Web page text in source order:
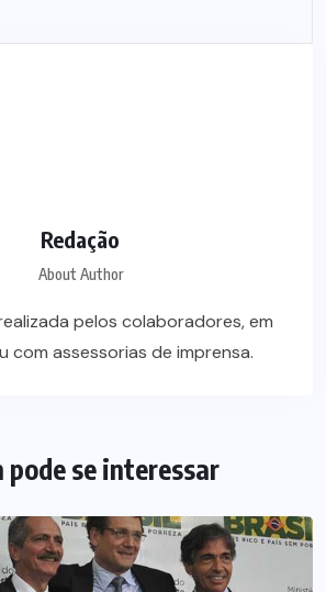
Redação
About Author
pelos colaboradores, em
com assessorias de imprensa.
pode se interessar